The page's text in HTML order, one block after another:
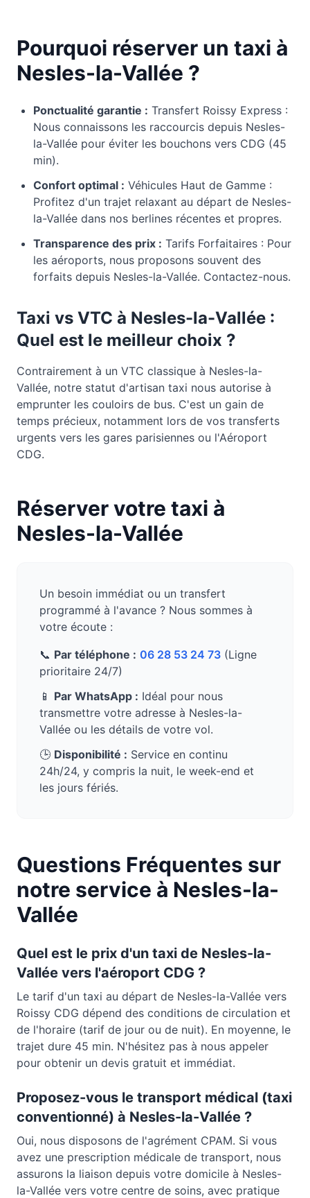
Pourquoi réserver un taxi à
Nesles-la-Vallée ?
Ponctualité garantie : Transfert Roissy Express :
Nous connaissons les raccourcis depuis Nesles-
la-Vallée pour éviter les bouchons vers CDG (45
min).
Confort optimal : Véhicules Haut de Gamme :
Profitez d'un trajet relaxant au départ de Nesles-
la-Vallée dans nos berlines récentes et propres.
Transparence des prix : Tarifs Forfaitaires : Pour
les aéroports, nous proposons souvent des
forfaits depuis Nesles-la-Vallée. Contactez-nous.
Taxi vs VTC à Nesles-la-Vallée :
Quel est le meilleur choix ?
Contrairement à un VTC classique à Nesles-la-
Vallée, notre statut d'artisan taxi nous autorise à
emprunter les couloirs de bus. C'est un gain de
temps précieux, notamment lors de vos transferts
urgents vers les gares parisiennes ou l'Aéroport
CDG.
Réserver votre taxi à
Nesles-la-Vallée
Un besoin immédiat ou un transfert
programmé à l'avance ? Nous sommes à
votre écoute :
📞 Par téléphone : 06 28 53 24 73 (Ligne
prioritaire 24/7)
📱 Par WhatsApp : Idéal pour nous
transmettre votre adresse à Nesles-la-
Vallée ou les détails de votre vol.
🕒 Disponibilité : Service en continu
24h/24, y compris la nuit, le week-end et
les jours fériés.
Questions Fréquentes sur
notre service à Nesles-la-
Vallée
Quel est le prix d'un taxi de Nesles-la-
Vallée vers l'aéroport CDG ?
Le tarif d'un taxi au départ de Nesles-la-Vallée vers
Roissy CDG dépend des conditions de circulation et
de l'horaire (tarif de jour ou de nuit). En moyenne, le
trajet dure 45 min. N'hésitez pas à nous appeler
pour obtenir un devis gratuit et immédiat.
Proposez-vous le transport médical (taxi
conventionné) à Nesles-la-Vallée ?
Oui, nous disposons de l'agrément CPAM. Si vous
avez une prescription médicale de transport, nous
assurons la liaison depuis votre domicile à Nesles-
la-Vallée vers votre centre de soins, avec pratique